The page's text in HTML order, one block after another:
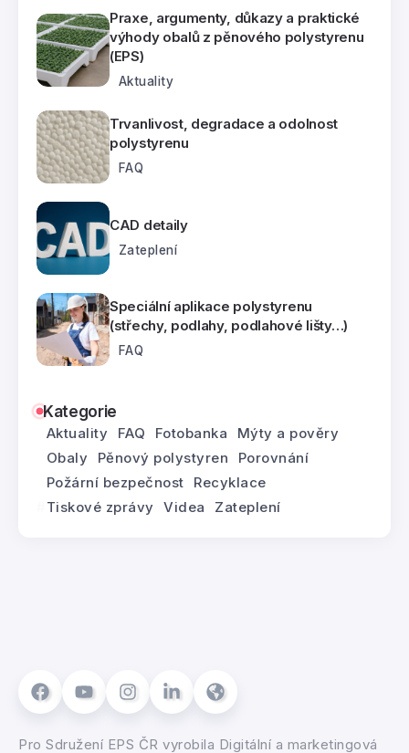
Praxe, argumenty, důkazy a praktické
výhody obalů z pěnového polystyrenu
(EPS)
Aktuality
Trvanlivost, degradace a odolnost
polystyrenu
FAQ
CAD detaily
Zateplení
Speciální aplikace polystyrenu
(střechy, podlahy, podlahové lišty…)
FAQ
Kategorie
Aktuality FAQ Fotobanka
Mýty a pověry
Obaly
Pěnový polystyren
Porovnání
Požární bezpečnost
Recyklace
Tiskové zprávy
Videa Zateplení
Pro Sdružení EPS ČR vyrobila Digitální a marketingová